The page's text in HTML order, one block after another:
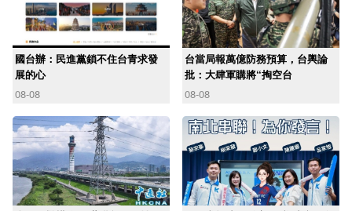
國台辦：民進黨鎖不住台青求發
展的心
08-08
台當局報萬億防務預算，台輿論
批：大肆軍購將“掏空台
08-08